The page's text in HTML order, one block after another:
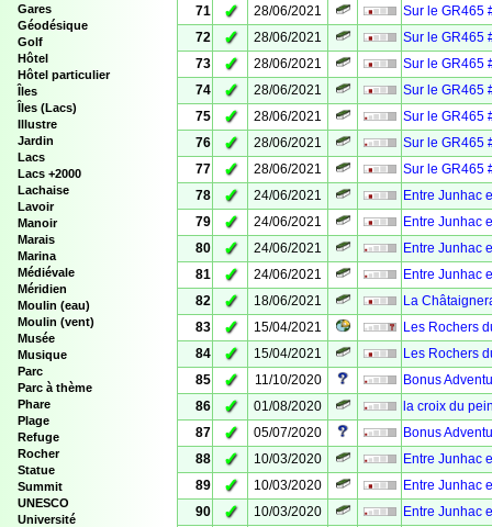
Gares
Géodésique
Golf
Hôtel
Hôtel particulier
Îles
Îles (Lacs)
Illustre
Jardin
Lacs
Lacs +2000
Lachaise
Lavoir
Manoir
Marais
Marina
Médiévale
Méridien
Moulin (eau)
Moulin (vent)
Musée
Musique
Parc
Parc à thème
Phare
Plage
Refuge
Rocher
Statue
Summit
UNESCO
Université
71
✓ 28/06/2021
Sur le GR465
72
✓ 28/06/2021
Sur le GR465
73
✓ 28/06/2021
Sur le GR465
74
✓ 28/06/2021
Sur le GR465
75
✓ 28/06/2021
Sur le GR465
76
✓ 28/06/2021
Sur le GR465
77
✓ 28/06/2021
Sur le GR465
78
✓ 24/06/2021
Entre Junhac
79
✓ 24/06/2021
Entre Junhac
80
✓ 24/06/2021
Entre Junhac
81
✓ 24/06/2021
Entre Junhac
82
✓ 18/06/2021
La
83
✓ 15/04/2021
Les Rochers
84
✓ 15/04/2021
Les Rochers
85
✓ 11/10/2020
Bonus
86
✓ 01/08/2020
la croix du
87
✓ 05/07/2020
Bonus
88
✓ 10/03/2020
Entre Junhac
89
✓ 10/03/2020
Entre Junhac
90
✓ 10/03/2020
Entre Junhac